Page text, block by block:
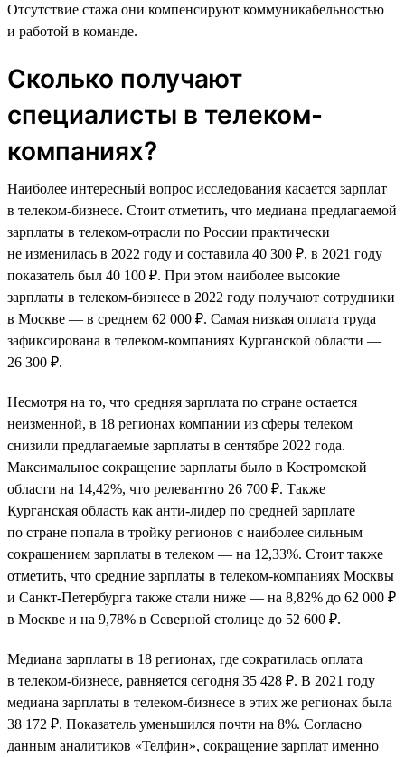
Отсутствие стажа они компенсируют коммуникабельностью
и работой в команде.
Сколько получают
специалисты в телеком-
компаниях?
Наиболее интересный вопрос исследования касается зарплат
в телеком-бизнесе. Стоит отметить, что медиана предлагаемой
зарплаты в телеком-отрасли по России практически
не изменилась в 2022 году и составила 40 300 ₽, в 2021 году
показатель был 40 100 ₽. При этом наиболее высокие
зарплаты в телеком-бизнесе в 2022 году получают сотрудники
в Москве — в среднем 62 000 ₽. Самая низкая оплата труда
зафиксирована в телеком-компаниях Курганской области —
26 300 ₽.
Несмотря на то, что средняя зарплата по стране остается
неизменной, в 18 регионах компании из сферы телеком
снизили предлагаемые зарплаты в сентябре 2022 года.
Максимальное сокращение зарплаты было в Костромской
области на 14,42%, что релевантно 26 700 ₽. Также
Курганская область как анти-лидер по средней зарплате
по стране попала в тройку регионов с наиболее сильным
сокращением зарплаты в телеком — на 12,33%. Стоит также
отметить, что средние зарплаты в телеком-компаниях Москвы
и Санкт-Петербурга также стали ниже — на 8,82% до 62 000 ₽
в Москве и на 9,78% в Северной столице до 52 600 ₽.
Медиана зарплаты в 18 регионах, где сократилась оплата
в телеком-бизнесе, равняется сегодня 35 428 ₽. В 2021 году
медиана зарплаты в телеком-бизнесе в этих же регионах была
38 172 ₽. Показатель уменьшился почти на 8%. Согласно
данным аналитиков «Телфин», сокращение зарплат именно